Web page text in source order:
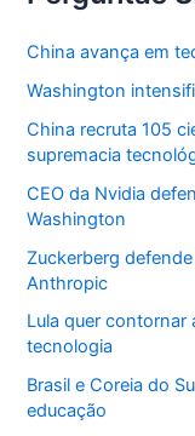
China avança em
Washington
China recruta 105
supremacia
CEO da Nvidia
Washington
Zuckerberg
Anthropic
Lula quer contornar
tecnologia
Brasil e Coreia do
educação